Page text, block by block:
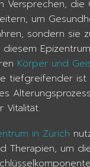
Versprechen, die
um
sondern sie
diesem
Körper und
tiefgreifender
in Zürich
Therapien, um